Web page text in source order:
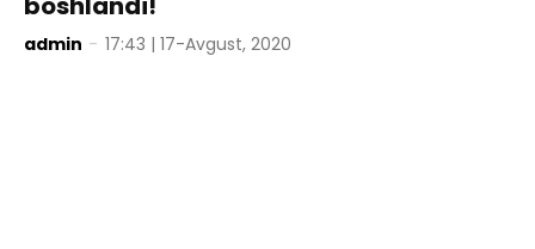
admin - 17:43 | 17-Avgust, 2020